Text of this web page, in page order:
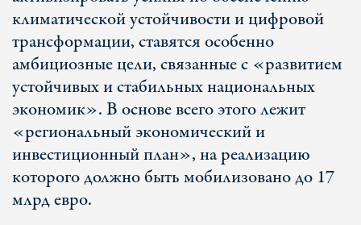
климатической устойчивости и цифровой
трансформации, ставятся особенно
амбициозные цели, связанные с «развитием
устойчивых и стабильных национальных
экономик». В основе всего этого лежит
«региональный экономический и
инвестиционный план», на реализацию
которого должно быть мобилизовано до 17
млрд евро.